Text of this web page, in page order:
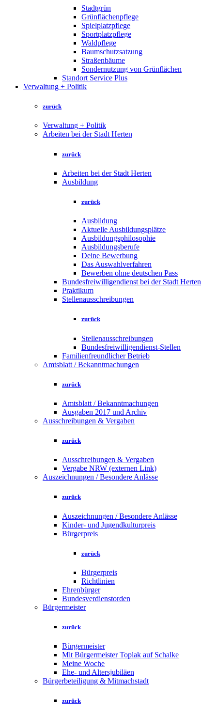
Stadtgrün
Grünflächenpflege
Spielplatzpflege
Sportplatzpflege
Waldpflege
Baumschutzsatzung
Straßenbäume
Sondernutzung von Grünflächen
Standort Service Plus
Verwaltung + Politik
zurück
Verwaltung + Politik
Arbeiten bei der Stadt Herten
zurück
Arbeiten bei der Stadt Herten
Ausbildung
zurück
Ausbildung
Aktuelle Ausbildungsplätze
Ausbildungsphilosophie
Ausbildungsberufe
Deine Bewerbung
Das Auswahlverfahren
Bewerben ohne deutschen Pass
Bundesfreiwilligendienst bei der Stadt Herten
Praktikum
Stellenausschreibungen
zurück
Stellenausschreibungen
Bundesfreiwilligendienst-Stellen
Familienfreundlicher Betrieb
Amtsblatt / Bekanntmachungen
zurück
Amtsblatt / Bekanntmachungen
Ausgaben 2017 und Archiv
Ausschreibungen & Vergaben
zurück
Ausschreibungen & Vergaben
Vergabe NRW (externen Link)
Auszeichnungen / Besondere Anlässe
zurück
Auszeichnungen / Besondere Anlässe
Kinder- und Jugendkulturpreis
Bürgerpreis
zurück
Bürgerpreis
Richtlinien
Ehrenbürger
Bundesverdienstorden
Bürgermeister
zurück
Bürgermeister
Mit Bürgermeister Toplak auf Schalke
Meine Woche
Ehe- und Altersjubiläen
Bürgerbeteiligung & Mitmachstadt
zurück